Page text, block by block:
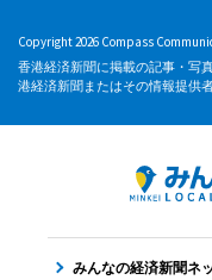
Copyright 2026 Compass
香港経済新聞に掲載の記事・写
港経済新聞またはその情報提供
みんなの経済新聞ネ